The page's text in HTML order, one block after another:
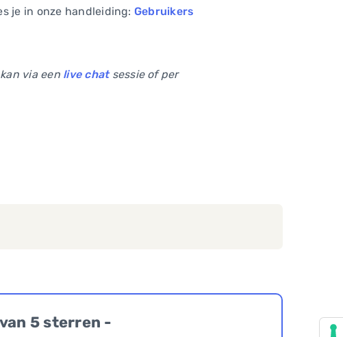
je in onze handleiding: Gebruikers
via een live chatsessie of per
5 sterren -